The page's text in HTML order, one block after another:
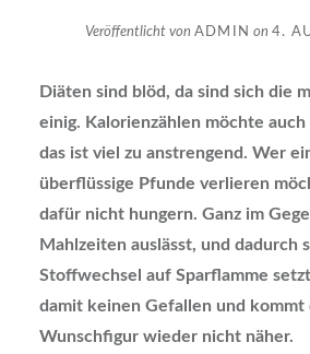
Veröffentlicht von ADMIN on4.
Diäten sind blöd, da sind sich die
einig. Kalorienzählen möchte auch
das ist viel zu anstrengend. Wer
überflüssige Pfunde verlieren
dafür nicht hungern. Ganz im
Mahlzeiten auslässt, und dadurch
Stoffwechsel auf Sparflamme
damit keinen Gefallen und kommt
Wunschfigur wieder nicht näher.